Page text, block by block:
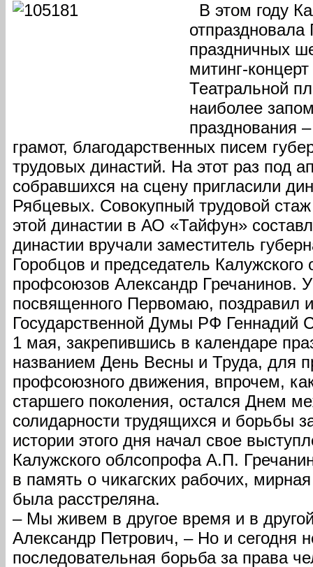
В этом году
праздничных
митинг-
Театральной
наиболее
празднования
грамот, благодарственных писем
трудовых династий. На этот раз под
собравшихся на сцену пригласили
Рябцевых. Совокупный трудовой
этой династии в АО «Тайфун»
династии вручали заместитель
Горобцов и председатель Калужского
профсоюзов Александр Гречанинов.
посвященного Первомаю, поздравил
Государственной Думы РФ Геннадий
1 мая, закрепившись в календаре
названием День Весны и Труда, для
профсоюзного движения, впрочем,
старшего поколения, остался Днем
солидарности трудящихся и борьбы
истории этого дня начал свое
Калужского облсопрофа А.П.
в память о чикагских рабочих,
была расстреляна.
– Мы живем в другое время и в
Александр Петрович, – Но и сегодня
последовательная борьба за права